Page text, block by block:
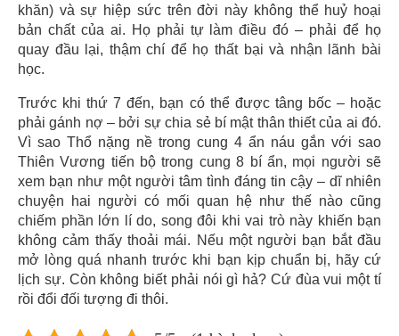
khăn) và sự hiệp sức trên đời này không thể huỷ hoại
bản chất của ai. Họ phải tự làm điều đó – phải để họ
quay đầu lại, thậm chí để họ thất bại và nhận lãnh bài
học.
Trước khi thứ 7 đến, bạn có thể được tâng bốc – hoặc
phải gánh nợ – bởi sự chia sẻ bí mật thân thiết của ai đó.
Vì sao Thổ nặng nề trong cung 4 ẩn náu gắn với sao
Thiên Vương tiến bộ trong cung 8 bí ẩn, mọi người sẽ
xem bạn như một người tâm tình đáng tin cậy – dĩ nhiên
chuyện hai người có mối quan hệ như thế nào cũng
chiếm phần lớn lí do, song đôi khi vai trò này khiến bạn
không cảm thấy thoải mái. Nếu một người bạn bắt đầu
mở lòng quá nhanh trước khi bạn kịp chuẩn bị, hãy cứ
lịch sự. Còn không biết phải nói gì hả? Cứ đùa vui một tí
rồi đổi đối tượng đi thôi.